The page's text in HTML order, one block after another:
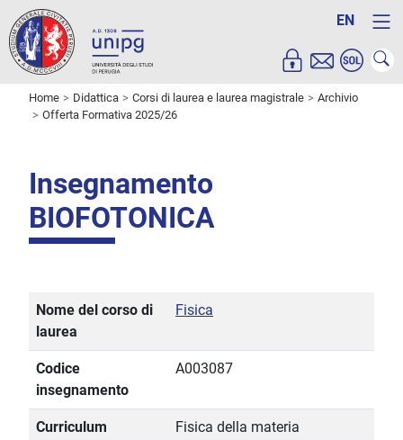
EN
Home Didattica Corsi di laurea e laurea magistrale
Archivio
Offerta Formativa 2025/26
Insegnamento
BIOFOTONICA
Nome del corso di
laurea
Fisica
Codice
insegnamento
A003087
Curriculum Fisica della materia